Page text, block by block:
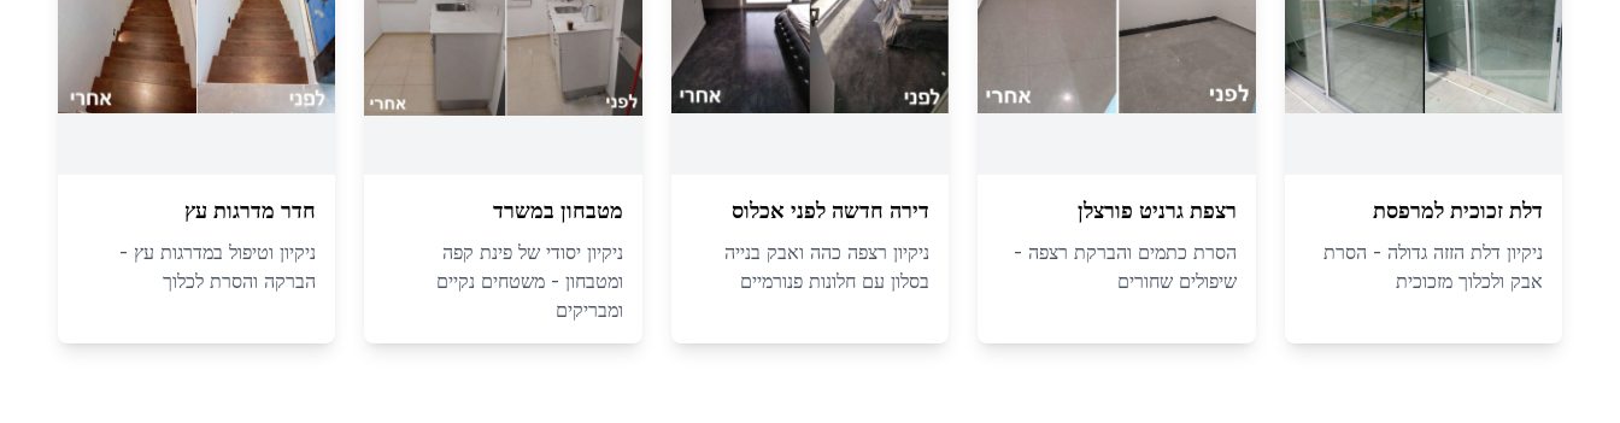
דלת זכוכית למרפסת
ניקיון דלת הזזה גדולה - הסרת
אבק ולכלוך מזכוכית
רצפת גרניט פורצלן
הסרת כתמים והברקת רצפה -
שיפולים שחורים
דירה חדשה לפני אכלוס
ניקיון רצפה כהה ואבק בנייה
בסלון עם חלונות פנורמיים
מטבחון במשרד
ניקיון יסודי של פינת קפה
ומטבחון - משטחים נקיים
ומבריקים
חדר מדרגות עץ
ניקיון וטיפול במדרגות עץ -
הברקה והסרת לכלוך